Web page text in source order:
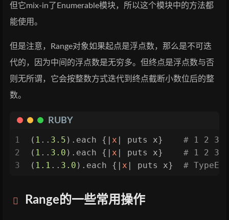
但它mix-in了Enumerable模块，所以这个模块中的方法都
能使用。
但是注意，Range对象如果起点是浮点数，那么是不可迭
代的，因为中间的浮点数是无穷多。但终点是浮点数与否
则无所谓，它会按整数方式迭代到终点截断小数位后的整
数。
RUBY
1
2
3
( 1 .. 3.5 ).each {| x | puts x} # 1 2 3
( 1 .. 3.0 ).each {| x | puts x} # 1 2 3
( 1.1 .. 3.0 ).each {| x | puts x} #
Range的一些常用操作